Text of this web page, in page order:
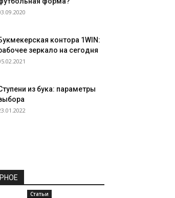
Букмекерская контора 1WIN:
зеркало на сегодня
из бука: параметры
Статьи